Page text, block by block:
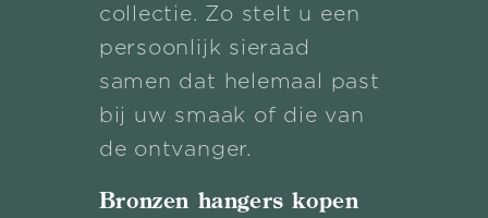
collectie. Zo stelt u een
persoonlijk sieraad
samen dat helemaal past
bij uw smaak of die van
de ontvanger.
Bronzen hangers kopen